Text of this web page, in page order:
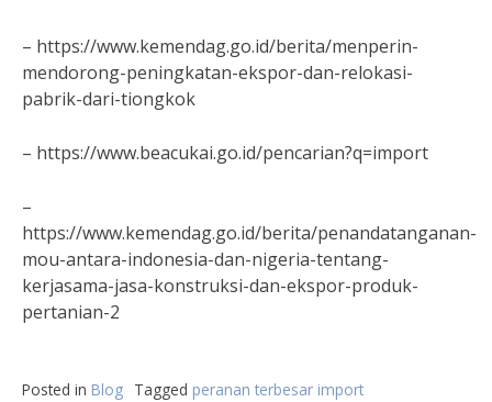
– https://www.kemendag.go.id/berita/menperin-
mendorong-peningkatan-ekspor-dan-relokasi-
pabrik-dari-tiongkok
– https://www.beacukai.go.id/pencarian?q=import
–
https://www.kemendag.go.id/berita/penandatanganan-
mou-antara-indonesia-dan-nigeria-tentang-
kerjasama-jasa-konstruksi-dan-ekspor-produk-
pertanian-2
Posted in Blog Tagged peranan terbesar import